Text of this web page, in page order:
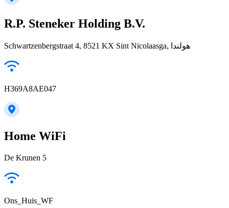
R.P. Steneker Holding B.V.
Schwartzenbergstraat 4, 8521 KX Sint Nicolaasga, هولندا
H369A8AE047
Home WiFi
De Krunen 5
Ons_Huis_WF